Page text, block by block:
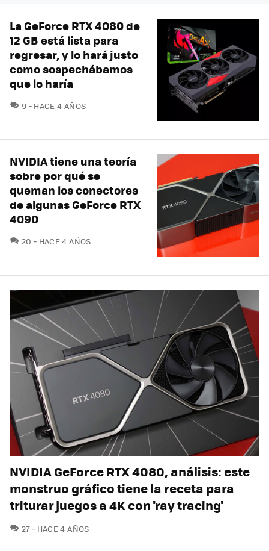
La GeForce RTX 4080 de
12 GB está lista para
regresar, y lo hará justo
como sospechábamos
que lo haría
9 COMENTARIOS
HACE 4 AÑOS
NVIDIA tiene una teoría
sobre por qué se
queman los conectores
de algunas GeForce RTX
4090
20 COMENTARIOS
HACE 4 AÑOS
NVIDIA GeForce RTX 4080, análisis: este
monstruo gráfico tiene la receta para
triturar juegos a 4K con 'ray tracing'
27COMENTARIOS
HACE 4 AÑOS